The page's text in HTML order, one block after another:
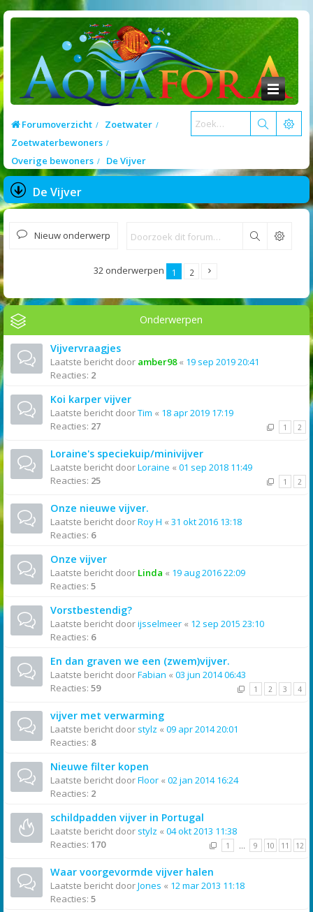
Forumoverzicht
Zoetwater
Zoetwaterbewoners
Overige bewoners
De Vijver
De Vijver
Nieuw onderwerp Zoek
32 onderwerpen 1 2
Onderwerpen
Vijvervraagjes
Laatste bericht door amber98« 19 sep 2019 20:41
Reacties: 2
Koi karper vijver
Laatste bericht doorTim « 18 apr 2019 17:19
Reacties: 27 1 2
Loraine's speciekuip/minivijver
Laatste bericht doorLoraine « 01 sep 2018 11:49
Reacties: 25 1 2
Onze nieuwe vijver.
Laatste bericht doorRoy H « 31 okt 2016 13:18
Reacties: 6
Onze vijver
Laatste bericht door Linda « 19 aug 2016 22:09
Reacties: 5
Vorstbestendig?
Laatste bericht doorijsselmeer « 12 sep 2015 23:10
Reacties: 6
En dan graven we een (zwem)vijver.
Laatste bericht doorFabian « 03 jun 2014 06:43
Reacties: 59 1 2 3 4
vijver met verwarming
Laatste bericht door stylz « 09 apr 2014 20:01
Reacties: 8
Nieuwe filter kopen
Laatste bericht doorFloor « 02 jan 2014 16:24
Reacties: 2
schildpadden vijver in Portugal
Laatste bericht door stylz « 04 okt 2013 11:38
Reacties: 170 1 … 9 10 11 12
Waar voorgevormde vijver halen
Laatste bericht doorJones « 12 mar 2013 11:18
Reacties: 5